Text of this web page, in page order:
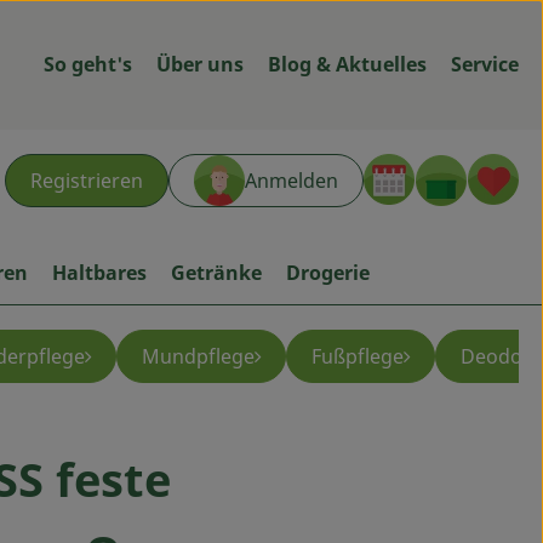
So geht's Über uns Blog & Aktuelles Service
Registrieren Anmelden
Haltbares Getränke Drogerie
Mundpflege Fußpflege
feste